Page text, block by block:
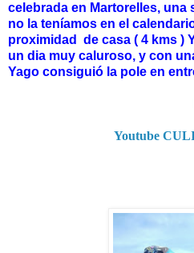
celebrada en Martorelles, una
no la teníamos en el
proximidad de casa ( 4 kms )
un dia muy caluroso, y con
Yago consiguió la pole en
Youtube